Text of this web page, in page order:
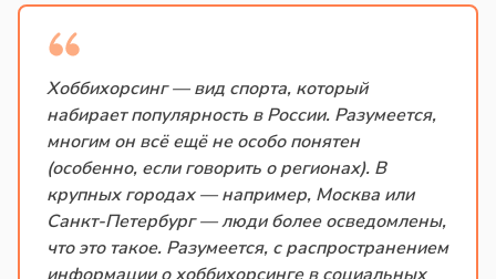
Хоббихорсинг — вид спорта, который
набирает популярность в России. Разумеется,
многим он всё ещё не особо понятен
(особенно, если говорить о регионах). В
крупных городах — например, Москва или
Санкт-Петербург — люди более осведомлены,
что это такое. Разумеется, с распространением